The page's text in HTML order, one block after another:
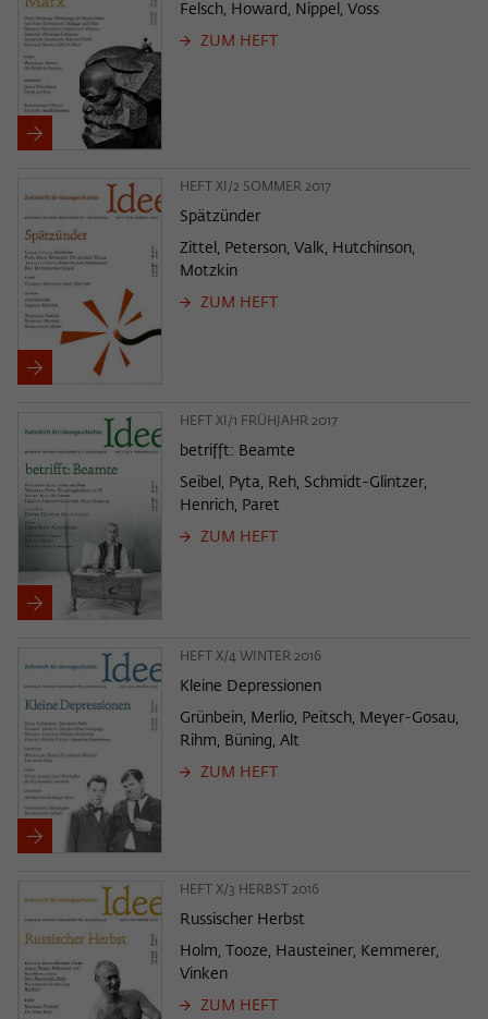
Felsch, Howard, Nippel, Voss
ZUM HEFT
HEFT XI/2 SOMMER 2017
Spätzünder
Zittel, Peterson, Valk, Hutchinson,
Motzkin
ZUM HEFT
HEFT XI/1 FRÜHJAHR 2017
betrifft: Beamte
Seibel, Pyta, Reh, Schmidt-Glintzer,
Henrich, Paret
ZUM HEFT
HEFT X/4 WINTER 2016
Kleine Depressionen
Grünbein, Merlio, Peitsch, Meyer-Gosau,
Rihm, Büning, Alt
ZUM HEFT
HEFT X/3 HERBST 2016
Russischer Herbst
Holm, Tooze, Hausteiner, Kemmerer,
Vinken
ZUM HEFT